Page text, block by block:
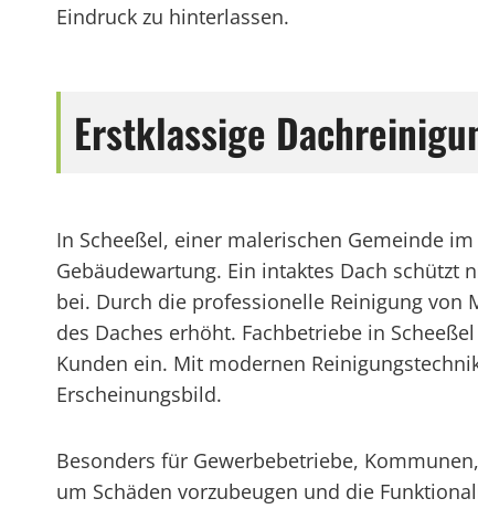
Eindruck zu hinterlassen.
Erstklassige
In Scheeßel, einer malerischen Gemeinde
Gebäudewartung. Ein intaktes Dach
bei. Durch die professionelle Reinigung von
des Daches erhöht. Fachbetriebe in
Kunden ein. Mit modernen
Erscheinungsbild.
Besonders für Gewerbebetriebe,
um Schäden vorzubeugen und die